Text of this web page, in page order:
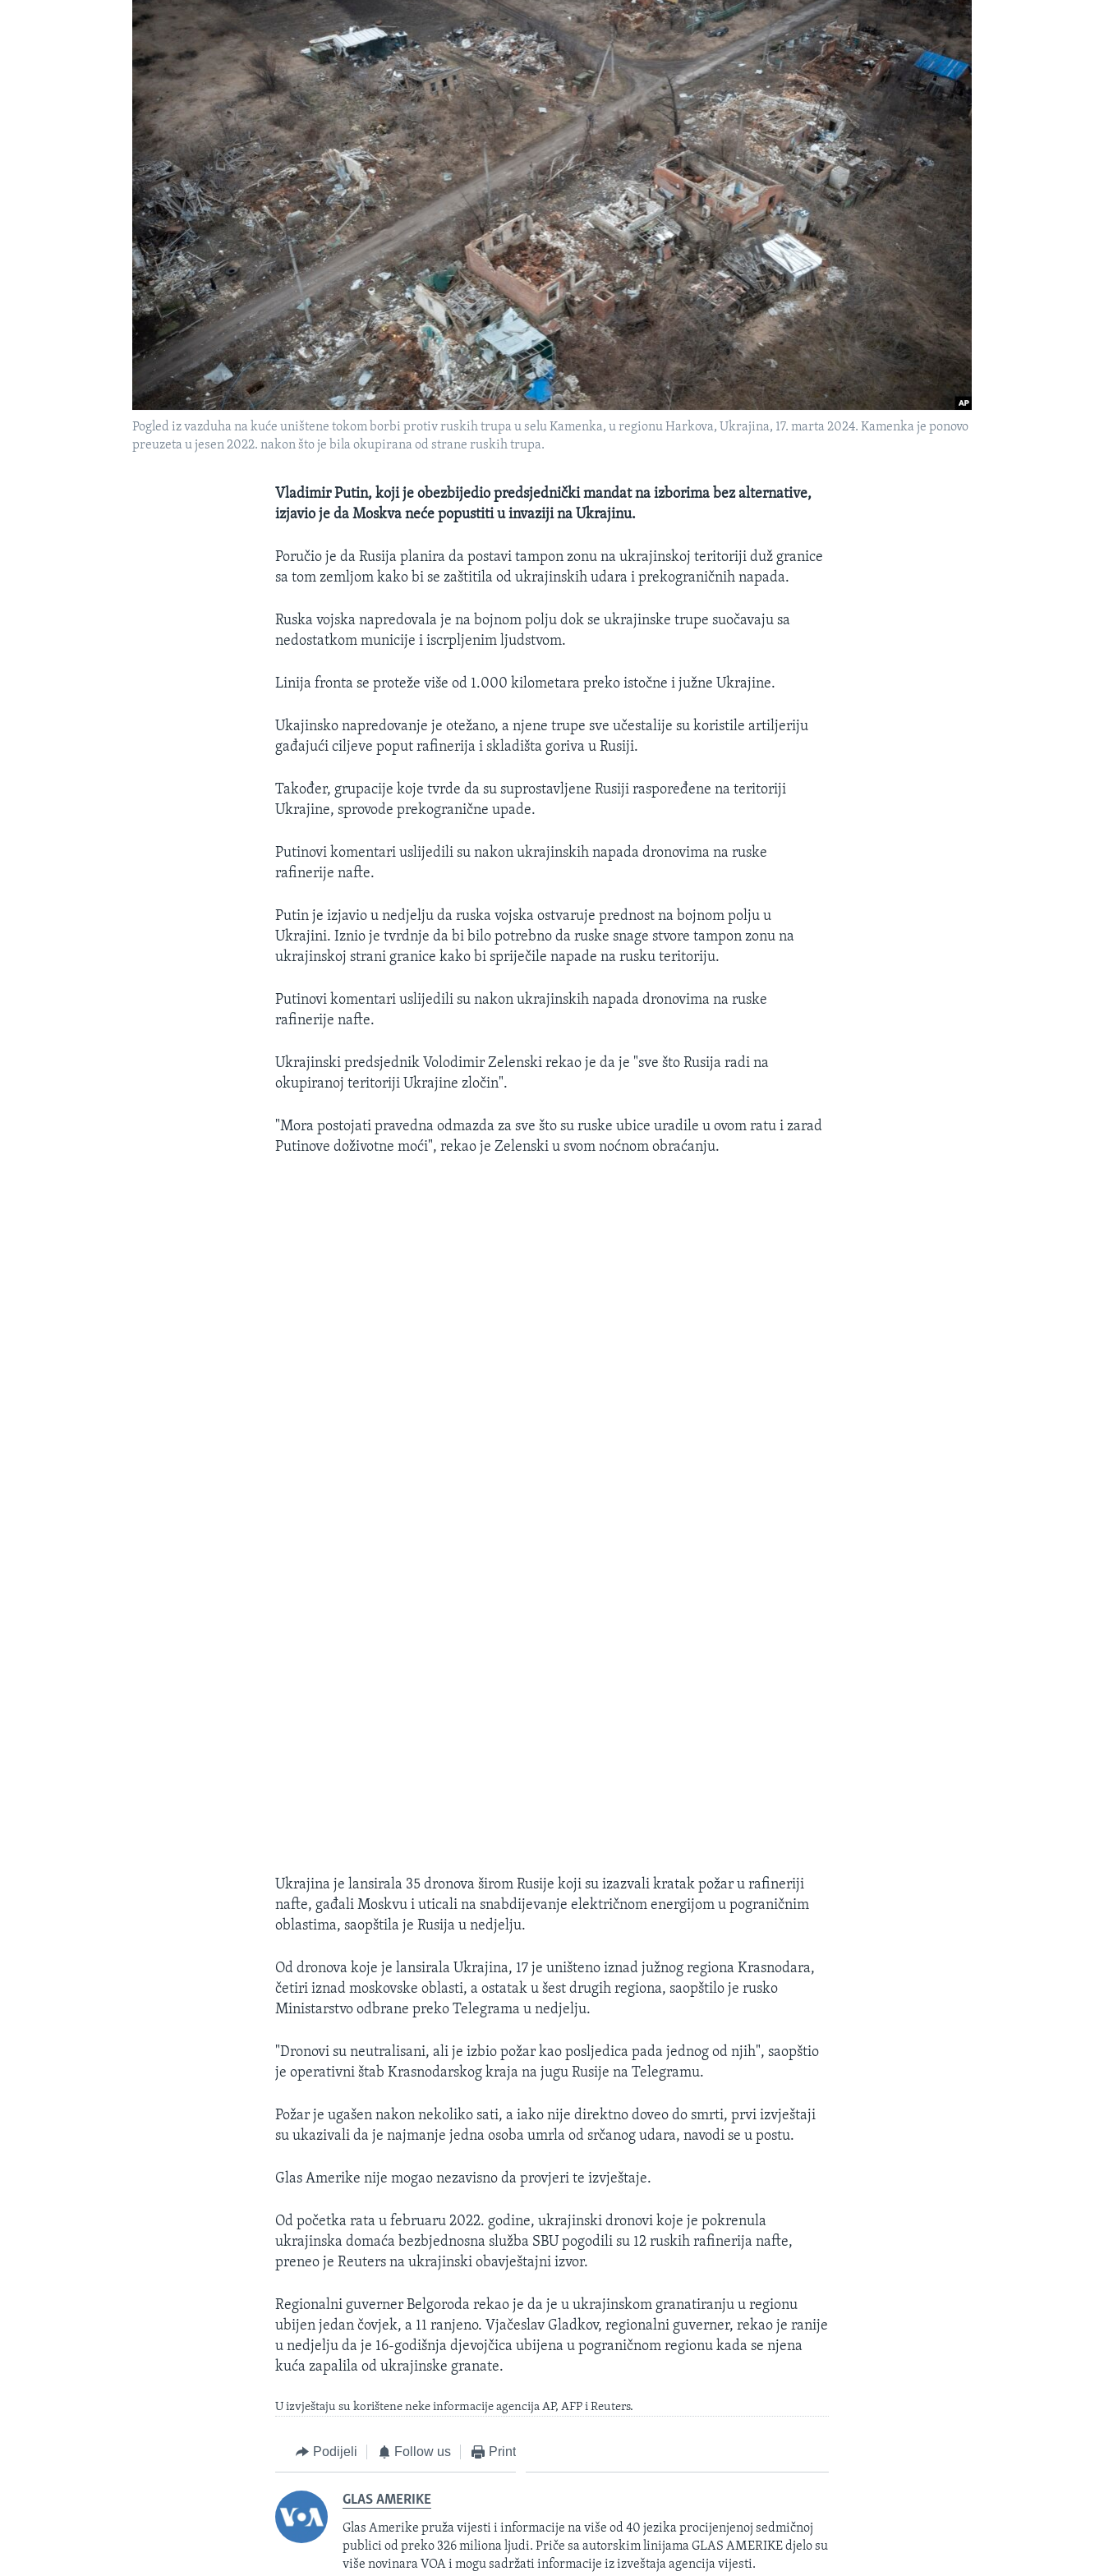
Pogled iz vazduha na kuće uništene tokom borbi protiv ruskih trupa u selu Kamenka, u regionu Harkova, Ukrajina, 17. marta 2024. Kamenka je ponovo
preuzeta u jesen 2022. nakon što je bila okupirana od strane ruskih trupa.
Vladimir Putin, koji je obezbijedio predsjednički mandat na izborima bez alternative,
izjavio je da Moskva neće popustiti u invaziji na Ukrajinu.
Poručio je da Rusija planira da postavi tampon zonu na ukrajinskoj teritoriji duž granice
sa tom zemljom kako bi se zaštitila od ukrajinskih udara i prekograničnih napada.
Ruska vojska napredovala je na bojnom polju dok se ukrajinske trupe suočavaju sa
nedostatkom municije i iscrpljenim ljudstvom.
Linija fronta se proteže više od 1.000 kilometara preko istočne i južne Ukrajine.
Ukajinsko napredovanje je otežano, a njene trupe sve učestalije su koristile artiljeriju
gađajući ciljeve poput rafinerija i skladišta goriva u Rusiji.
Također, grupacije koje tvrde da su suprostavljene Rusiji raspoređene na teritoriji
Ukrajine, sprovode prekogranične upade.
Putinovi komentari uslijedili su nakon ukrajinskih napada dronovima na ruske
rafinerije nafte.
Putin je izjavio u nedjelju da ruska vojska ostvaruje prednost na bojnom polju u
Ukrajini. Iznio je tvrdnje da bi bilo potrebno da ruske snage stvore tampon zonu na
ukrajinskoj strani granice kako bi spriječile napade na rusku teritoriju.
Putinovi komentari uslijedili su nakon ukrajinskih napada dronovima na ruske
rafinerije nafte.
Ukrajinski predsjednik Volodimir Zelenski rekao je da je "sve što Rusija radi na
okupiranoj teritoriji Ukrajine zločin".
"Mora postojati pravedna odmazda za sve što su ruske ubice uradile u ovom ratu i zarad
Putinove doživotne moći", rekao je Zelenski u svom noćnom obraćanju.
Ukrajina je lansirala 35 dronova širom Rusije koji su izazvali kratak požar u rafineriji
nafte, gađali Moskvu i uticali na snabdijevanje električnom energijom u pograničnim
oblastima, saopštila je Rusija u nedjelju.
Od dronova koje je lansirala Ukrajina, 17 je uništeno iznad južnog regiona Krasnodara,
četiri iznad moskovske oblasti, a ostatak u šest drugih regiona, saopštilo je rusko
Ministarstvo odbrane preko Telegrama u nedjelju.
"Dronovi su neutralisani, ali je izbio požar kao posljedica pada jednog od njih", saopštio
je operativni štab Krasnodarskog kraja na jugu Rusije na Telegramu.
Požar je ugašen nakon nekoliko sati, a iako nije direktno doveo do smrti, prvi izvještaji
su ukazivali da je najmanje jedna osoba umrla od srčanog udara, navodi se u postu.
Glas Amerike nije mogao nezavisno da provjeri te izvještaje.
Od početka rata u februaru 2022. godine, ukrajinski dronovi koje je pokrenula
ukrajinska domaća bezbjednosna služba SBU pogodili su 12 ruskih rafinerija nafte,
preneo je Reuters na ukrajinski obavještajni izvor.
Regionalni guverner Belgoroda rekao je da je u ukrajinskom granatiranju u regionu
ubijen jedan čovjek, a 11 ranjeno. Vjačeslav Gladkov, regionalni guverner, rekao je ranije
u nedjelju da je 16-godišnja djevojčica ubijena u pograničnom regionu kada se njena
kuća zapalila od ukrajinske granate.
U izvještaju su korištene neke informacije agencija AP, AFP i Reuters.
Podijeli Follow us Print
GLAS AMERIKE
Glas Amerike pruža vijesti i informacije na više od 40 jezika procijenjenoj sedmičnoj
publici od preko 326 miliona ljudi. Priče sa autorskim linijama GLAS AMERIKE djelo su
više novinara VOA i mogu sadržati informacije iz izveštaja agencija vijesti.